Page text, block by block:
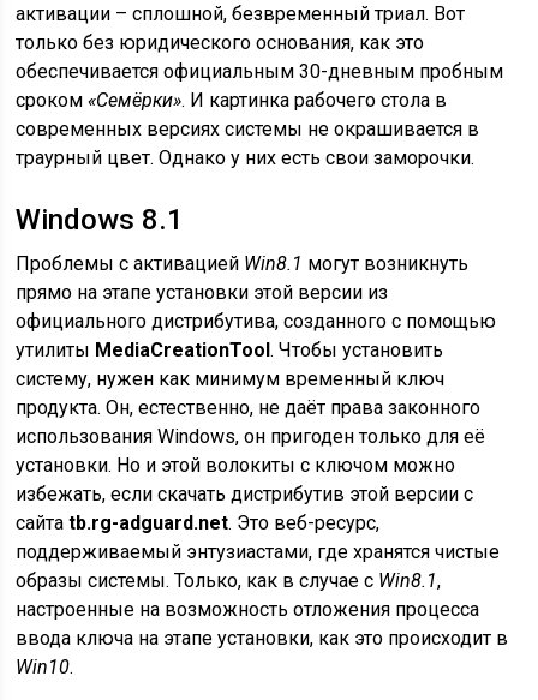
активации – сплошной, безвременный триал. Вот
только без юридического основания, как это
обеспечивается официальным 30-дневным пробным
сроком«Семёрки». И картинка рабочего стола в
современных версиях системы не окрашивается в
траурный цвет. Однако у них есть свои заморочки.
Windows 8.1
Проблемы с активацией Win8.1 могут возникнуть
прямо на этапе установки этой версии из
официального дистрибутива, созданного с помощью
утилиты MediaCreationTool. Чтобы установить
систему, нужен как минимум временный ключ
продукта. Он, естественно, не даёт права законного
использования Windows, он пригоден только для её
установки. Но и этой волокиты с ключом можно
избежать, если скачать дистрибутив этой версии с
сайтаtb.rg-adguard.net. Это веб-ресурс,
поддерживаемый энтузиастами, где хранятся чистые
образы системы. Только, как в случае с Win8.1,
настроенные на возможность отложения процесса
ввода ключа на этапе установки, как это происходит в
Win10.